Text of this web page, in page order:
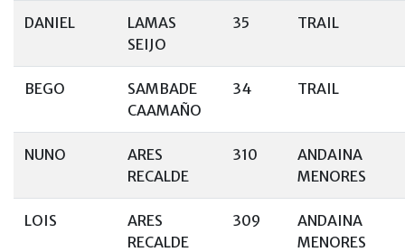
DANIEL
LAMAS
SEIJO
35 TRAIL
BEGO
SAMBADE
CAAMAÑO
34 TRAIL
NUNO
ARES
RECALDE
310
ANDAINA
MENORES
LOIS
ARES
RECALDE
309
ANDAINA
MENORES